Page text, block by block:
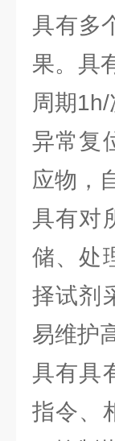
具有多
果。具
周期1h/
异常复
应物，
具有对
储、处
择试剂
易维护
具有具
指令、